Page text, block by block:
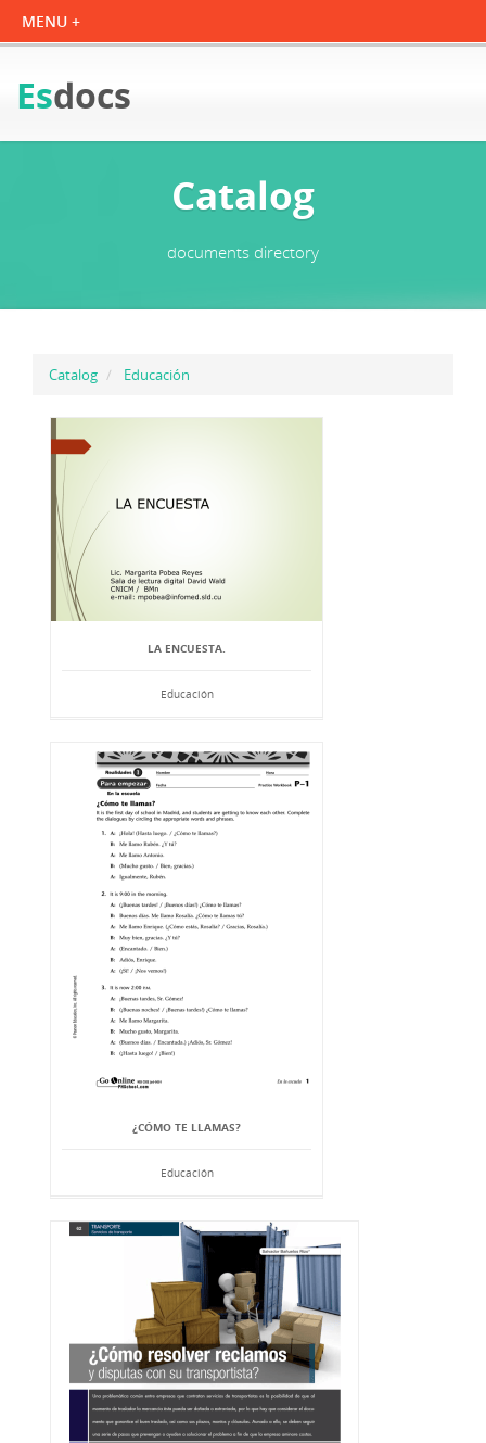
Esdocs
Catalog
documents directory
Catalog Educación
LA ENCUESTA.
Educación
¿CÓMO TE LLAMAS?
Educación